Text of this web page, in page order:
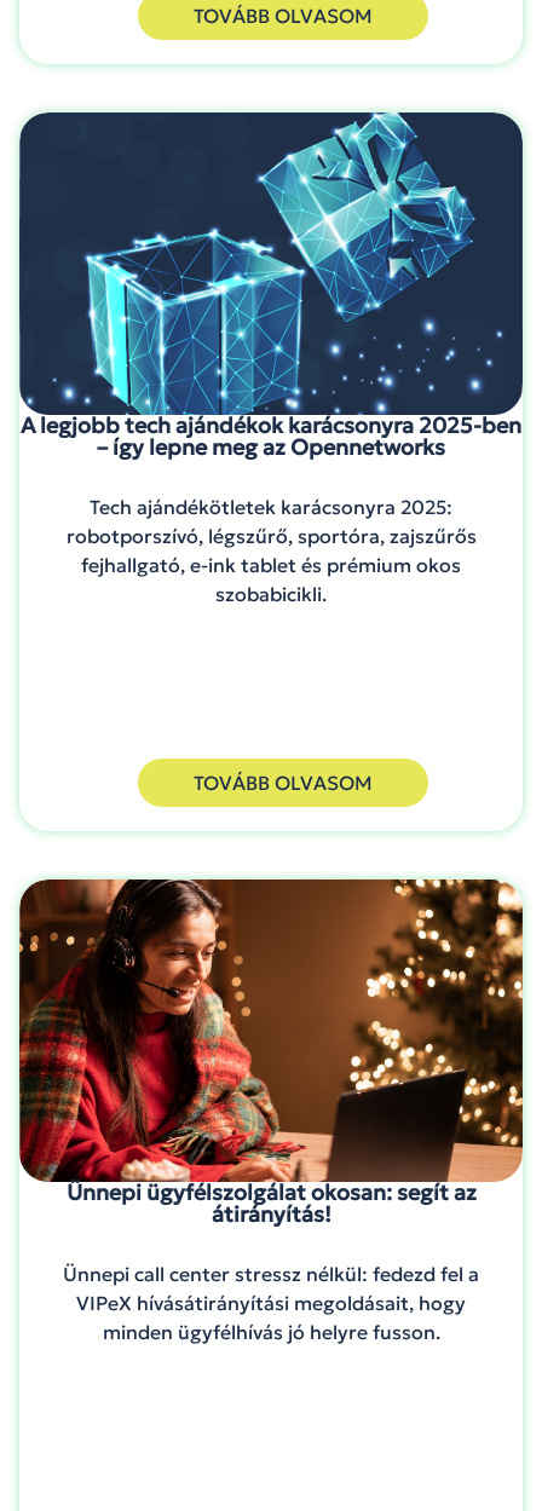
TOVÁBB OLVASOM
A legjobb tech ajándékok karácsonyra 2025-ben
– így lepne meg az Opennetworks
Tech ajándékötletek karácsonyra 2025:
robotporszívó, légszűrő, sportóra, zajszűrős
fejhallgató, e-ink tablet és prémium okos
szobabicikli.
TOVÁBB OLVASOM
Ünnepi ügyfélszolgálat okosan: segít az
átirányítás!
Ünnepi call center stressz nélkül: fedezd fel a
VIPeX hívásátirányítási megoldásait, hogy
minden ügyfélhívás jó helyre fusson.